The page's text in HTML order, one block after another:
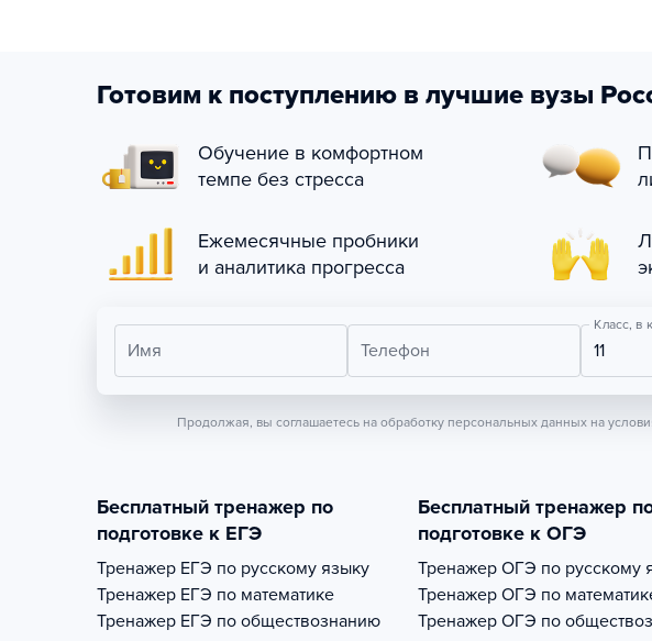
Готовим к поступлению в лучшие вузы
Обучение в комфортном
темпе без стресса
Ежемесячные пробники
и аналитика прогресса
Имя Телефон
Класс, в
11
Продолжая, вы соглашаетесь на обработку персональных данных на
Бесплатный тренажер по
подготовке к ЕГЭ
Тренажер ЕГЭ по русскому языку
Тренажер ЕГЭ по математике
Тренажер ЕГЭ по обществознанию
Бесплатный тренажер
подготовке к ОГЭ
Тренажер ОГЭ по русскому
Тренажер ОГЭ по
Тренажер ОГЭ по